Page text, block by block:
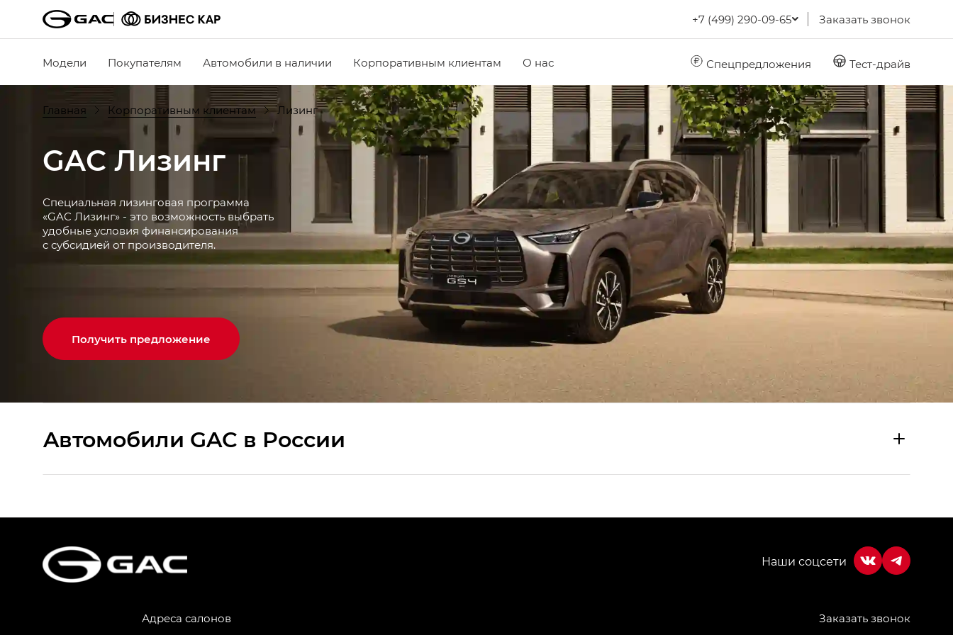
+7 (499) 290-09-65 Заказать звонок
Модели Покупателям Автомобили в наличии Корпоративным клиентам О нас Спецпредложения Тест-драйв
Главная Корпоративным клиентам Лизинг
GAC Лизинг
Специальная лизинговая программа
«GAC Лизинг» - это возможность выбрать
удобные условия финансирования
с субсидией от производителя.
Получить предложение
Aвтомобили GAC в России
HYPTEC HT — Хайптек Эйч Ти (HYPTEC HT) в комплектации Экс ПРЕМИУМ — EX PREMIUM
Адреса салонов Заказать звонок